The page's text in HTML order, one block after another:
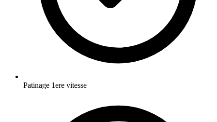
Patinage 1ere vitesse